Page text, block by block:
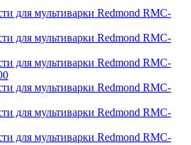
для мультиварки Redmond RMC-
для мультиварки Redmond RMC-
для мультиварки Redmond RMC-
для мультиварки Redmond RMC-
для мультиварки Redmond RMC-
для мультиварки Redmond RMC-